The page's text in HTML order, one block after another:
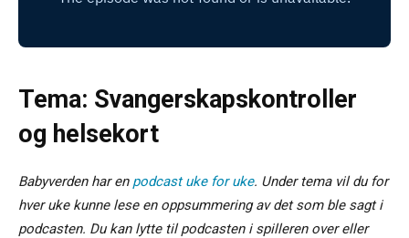
Tema: Svangerskapskontroller
og helsekort
Babyverden har en podcast uke for uke. Under tema vil du for
hver uke kunne lese en oppsummering av det som ble sagt i
podcasten. Du kan lytte til podcasten i spilleren over eller